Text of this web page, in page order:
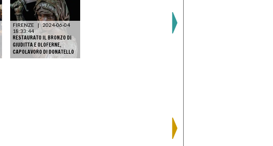
FIRENZE | 2024-06-04
18:33:44
RESTAURATO IL BRONZO DI
GIUDITTA E OLOFERNE,
CAPOLAVORO DI DONATELLO